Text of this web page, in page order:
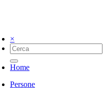
×
Home
Persone